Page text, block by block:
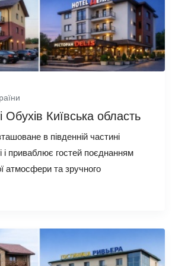
Обухів Київська область
в південній частині
і приваблює гостей поєднанням
атмосфери та зручного